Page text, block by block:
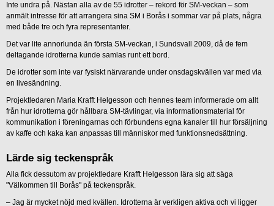
Inte undra på. Nästan alla av de 55 idrotter – rekord för SM-veckan – som
anmält intresse för att arrangera sina SM i Borås i sommar var på plats, några
med både tre och fyra representanter.
Det var lite annorlunda än första SM-veckan, i Sundsvall 2009, då de fem
deltagande idrotterna kunde samlas runt ett bord.
De idrotter som inte var fysiskt närvarande under onsdagskvällen var med via
en livesändning.
Projektledaren Maria Krafft Helgesson och hennes team informerade om allt
från hur idrotterna gör hållbara SM-tävlingar, via informationsmaterial för
kommunikation i föreningarnas och förbundens egna kanaler till hur försäljning
av kaffe och kaka kan anpassas till människor med funktionsnedsättning.
Lärde sig teckenspråk
Alla fick dessutom av projektledare Krafft Helgesson lära sig att säga
"Välkommen till Borås" på teckenspråk.
– Jag är mycket nöjd med kvällen. Idrotterna är verkligen aktiva och vi ligger